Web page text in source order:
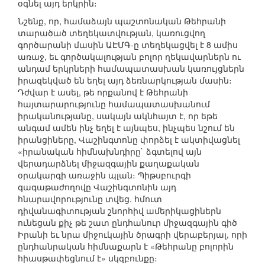
օգնել այդ երկրին։
Նշենք, որ, համաձայն պաշտոնական Թեհրանի
տարածած տեղեկատվության, կառուցվող
գործարանի մասին ԱԷՄԳ-ը տեղեկացվել է 8 ամիս
առաջ, եւ գործակալության բոլոր ղեկավարներն ու
անդամ երկրների համապատասխան կառույցներն
իրազեկված են եղել այդ ձեռնարկության մասին։
Դժվար է ասել, թե որքանով է Թեհրանի
հայտարարությունը համապատասխանում
իրականությանը, սակայն ակնհայտ է, որ եթե
անգամ ամեն ինչ եղել է այնպես, ինչպես նշում են
իրանցիները, Վաշինգտոնը փորձել է ակտիվացնել
«իրանական հիմնախնդիրը` ձգտելով այն
վերադարձնել միջազգային քաղաքական
օրակարգի առաջին պլան։ Պիթսբուրգի
գագաթաժողովը Վաշինգտոնին այդ
հնարավորությունը տվեց. հմուտ
դիվանագիտության շնորհիվ ամերիկացիներն
ունեցան քիչ թե շատ ընդհանուր միջազգային գիծ
Իրանի եւ նրա միջուկային ծրագրի վերաբերյալ, որի
ընդհանրական հիմնաքարն է «Թեհրանը բոլորին
հիասթափեցնում է» սկզբունքը։